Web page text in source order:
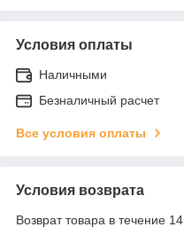
Условия оплаты
Наличными
Безналичный расчет
Все условия оплаты
Условия возврата
Возврат товара в течение